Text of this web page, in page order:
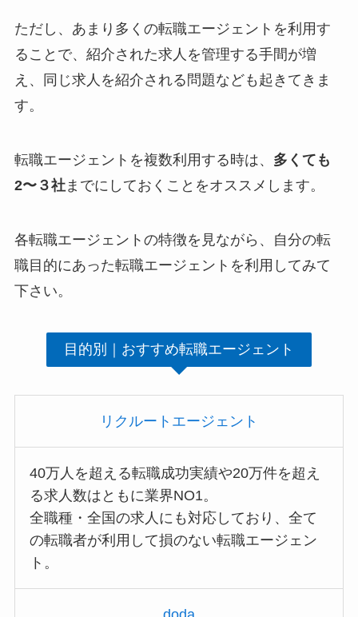
ただし、あまり多くの転職エージェントを利用す
ることで、紹介された求人を管理する手間が増
え、同じ求人を紹介される問題なども起きてきま
す。
転職エージェントを複数利用する時は、 多くても
2〜３社までにしておくことをオススメします。
各転職エージェントの特徴を見ながら、自分の転
職目的にあった転職エージェントを利用してみて
下さい。
目的別｜おすすめ転職エージェント
リクルートエージェント
40万人を超える転職成功実績や20万件を超え
る求人数はともに業界NO1。
全職種・全国の求人にも対応しており、全て
の転職者が利用して損のない転職エージェン
ト。